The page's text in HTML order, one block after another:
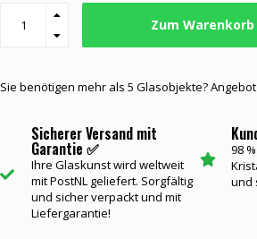
Zum
Sie benötigen mehr als 5 Glasobjekte?
Sicherer Versand mit
Garantie ✅
Ihre Glaskunst wird weltweit
mit PostNL geliefert. Sorgfältig
und sicher verpackt und mit
Liefergarantie!
98
und